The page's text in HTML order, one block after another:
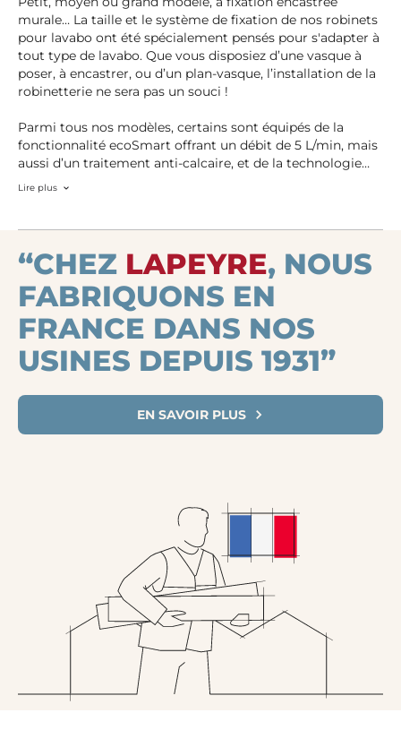
murale… La taille et le système de fixation de nos robinets
pour lavabo ont été spécialement pensés pour s'adapter à
tout type de lavabo. Que vous disposiez d’une vasque à
poser, à encastrer, ou d’un plan-vasque, l’installation de la
robinetterie ne sera pas un souci !
Parmi tous nos modèles, certains sont équipés de la
fonctionnalité ecoSmart offrant un débit de 5 L/min, mais
aussi d’un traitement anti-calcaire, et de la technologie
AirPower, pour un jet aéré, doux et puissant ! En outre, la
! En réglant plus rapidement la température (eau froide à
100 % en positionnant la manette au milieu) et en vous
équipant d’un mousseur pour réduire le débit, vous
réalisez des économies d’eau et d’énergie.
Lire plus
“CHEZ LAPEYRE, NOUS
FABRIQUONS EN
FRANCE DANS NOS
USINES DEPUIS 1931”
EN SAVOIR PLUS